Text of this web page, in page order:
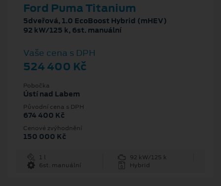
Ford Puma Titanium
5dveřová, 1.0 EcoBoost Hybrid (mHEV)
92 kW/125 k, 6st. manuální
Vaše cena s DPH
524 400 Kč
Pobočka
Ústí nad Labem
Původní cena s DPH
674 400 Kč
Cenové zvýhodnění
150 000 Kč
1 l
92 kW/125 k
6st. manuální
Hybrid